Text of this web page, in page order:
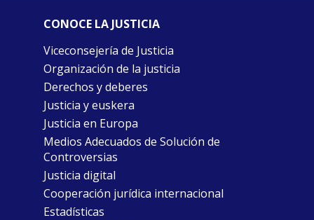
CONOCE LA JUSTICIA
Viceconsejería de Justicia
Organización de la justicia
Derechos y deberes
Justicia y euskera
Justicia en Europa
Medios Adecuados de Solución de
Controversias
Justicia digital
Cooperación jurídica internacional
Estadísticas